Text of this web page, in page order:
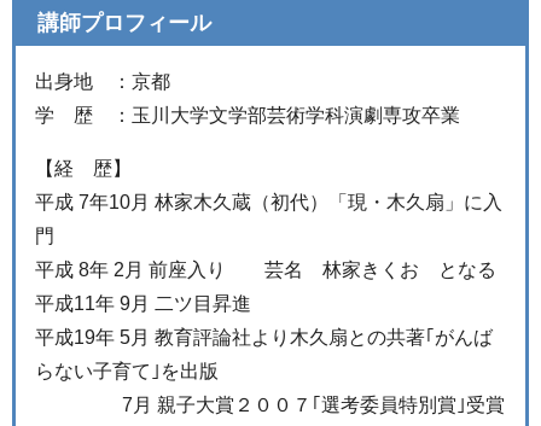
講師プロフィール
出身地 ：京都
学 歴 ：玉川大学文学部芸術学科演劇専攻卒業
【経 歴】
平成 7年10月 林家木久蔵（初代）「現・木久扇」に入
門
平成 8年 2月 前座入り 芸名 林家きくお となる
平成11年 9月 二ツ目昇進
平成19年 5月 教育評論社より木久扇との共著｢がんば
らない子育て｣を出版
7月 親子大賞２００７｢選考委員特別賞｣受賞